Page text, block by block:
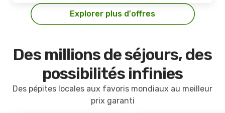
Explorer plus d'offres
Des millions de séjours, des
possibilités infinies
Des pépites locales aux favoris mondiaux au meilleur
prix garanti